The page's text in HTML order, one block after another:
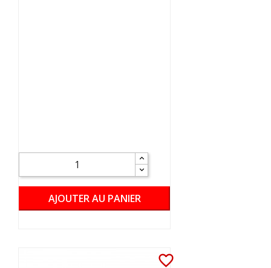
AJOUTER AU PANIER
favorite_border